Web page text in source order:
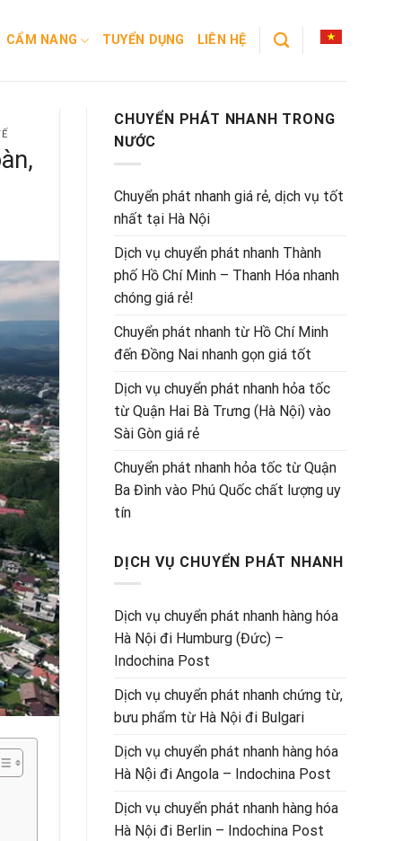
CẨM NANG TUYỂN DỤNG LIÊN HỆ
CHUYỂN PHÁT NHANH TRONG
NƯỚC
Chuyển phát nhanh giá rẻ, dịch vụ tốt
nhất tại Hà Nội
Dịch vụ chuyển phát nhanh Thành
phố Hồ Chí Minh – Thanh Hóa nhanh
chóng giá rẻ!
Chuyển phát nhanh từ Hồ Chí Minh
đến Đồng Nai nhanh gọn giá tốt
Dịch vụ chuyển phát nhanh hỏa tốc
từ Quận Hai Bà Trưng (Hà Nội) vào
Sài Gòn giá rẻ
Chuyển phát nhanh hỏa tốc từ Quận
Ba Đình vào Phú Quốc chất lượng uy
tín
DỊCH VỤ CHUYỂN PHÁT NHANH
Dịch vụ chuyển phát nhanh hàng hóa
Hà Nội đi Humburg (Đức) –
Indochina Post
Dịch vụ chuyển phát nhanh chứng từ,
bưu phẩm từ Hà Nội đi Bulgari
Dịch vụ chuyển phát nhanh hàng hóa
Hà Nội đi Angola – Indochina Post
Dịch vụ chuyển phát nhanh hàng hóa
Hà Nội đi Berlin – Indochina Post